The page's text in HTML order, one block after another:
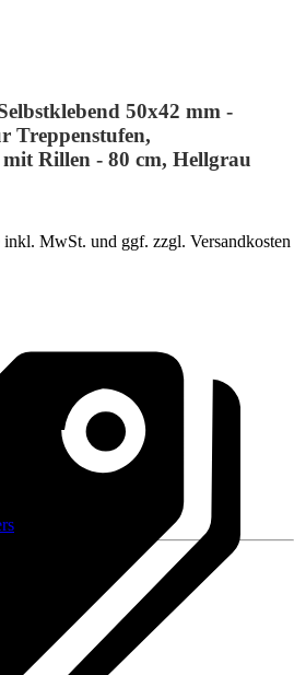
50x42 mm -
Treppenstufen,
Rillen - 80 cm, Hellgrau
MwSt. und ggf. zzgl. Versandkosten